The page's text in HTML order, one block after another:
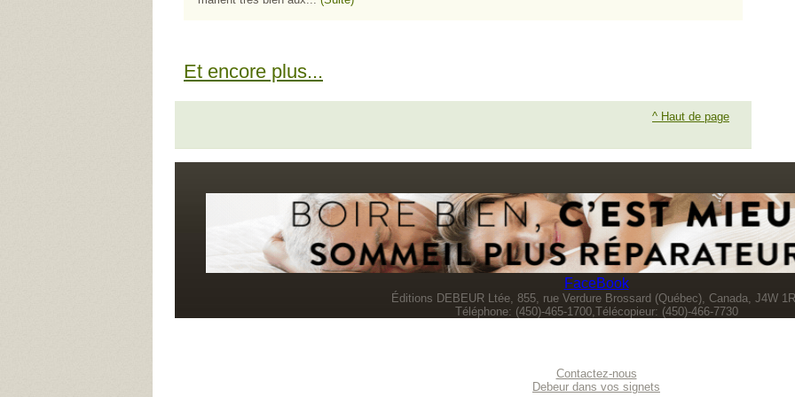
Et encore plus...
^ Haut de page
FaceBook
Éditions DEBEUR Ltée, 855, rue Verdure Brossard (Québec), Canada, J4W
Téléphone: (450)-465-1700,Télécopieur: (450)-466-7730
Contactez-nous
Debeur dans vos signets